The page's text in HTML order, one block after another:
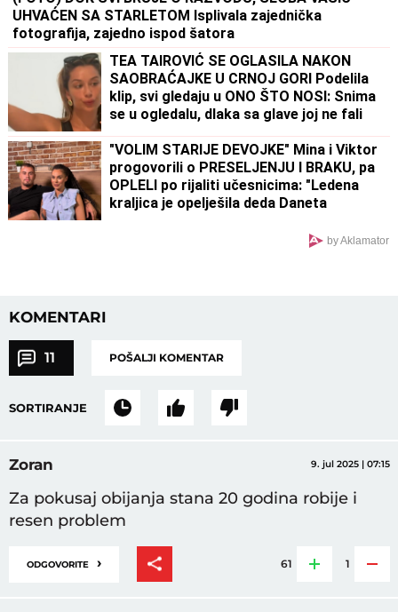
UHVAĆEN SA STARLETOM Isplivala zajednička
fotografija, zajedno ispod šatora
TEA TAIROVIĆ SE OGLASILA NAKON
SAOBRAĆAJKE U CRNOJ GORI Podelila
klip, svi gledaju u ONO ŠTO NOSI: Snima
se u ogledalu, dlaka sa glave joj ne fali
"VOLIM STARIJE DEVOJKE" Mina i Viktor
progovorili o PRESELJENJU I BRAKU, pa
OPLELI po rijaliti učesnicima: "Ledena
kraljica je opelješila deda Daneta
by Aklamator
KOMENTARI
11 POŠALJI KOMENTAR
SORTIRANJE
Zoran 9. jul 2025 | 07:15
Za pokusaj obijanja stana 20 godina robije i
resen problem
ODGOVORITE › 61 1